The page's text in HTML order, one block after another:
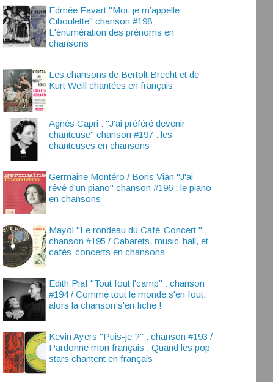
Edmée Favart "Moi, je m’appelle
Ciboulette" chanson #198 :
L'énumération des prénoms en
chansons
Les chansons de Bertolt Brecht et de
Kurt Weill chantées en français
Agnès Capri : "J'ai préféré devenir
chanteuse" chanson #197 : les
chanteuses en chansons
Germaine Montéro / Boris Vian "J'ai
rêvé d'un piano" chanson #196 : le piano
en chansons
Mayol "Le rondeau du Café-Concert "
chanson #195 / Cabarets, music-hall, et
cafés-concerts en chansons
Edith Piaf "Tout fout l'camp" : chanson
#194 / Comme tout le monde s'en fout,
alors la chanson s'en fiche !
Kevin Ayers "Puis-je ?" : chanson #193 /
Pardonne mon français : Quand les pop
stars chantent en français